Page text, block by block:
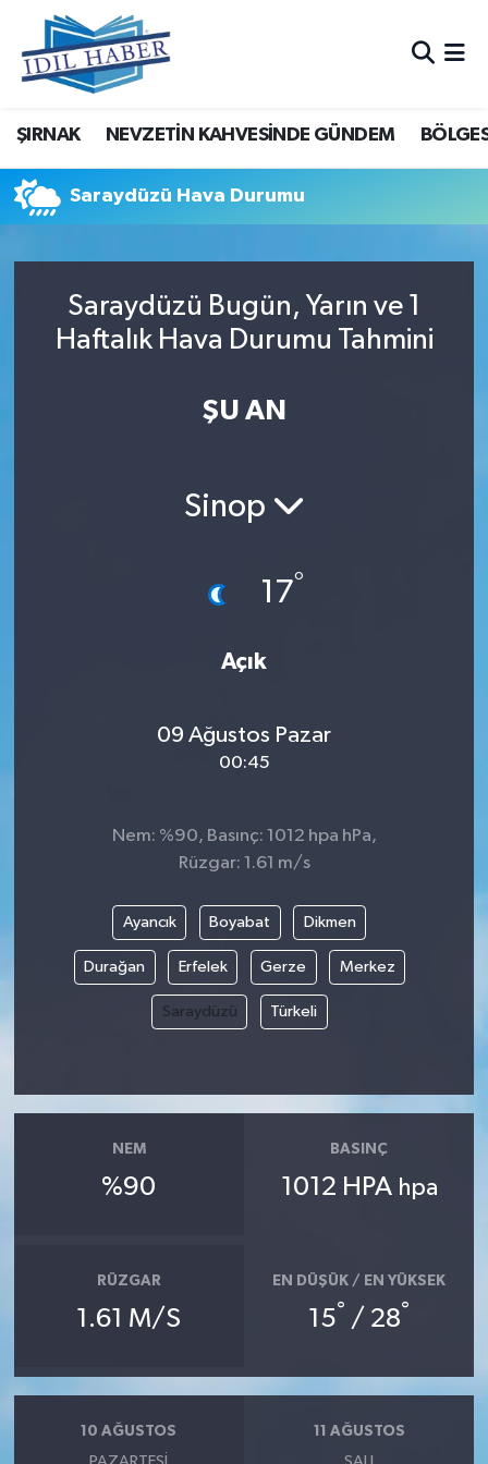
ŞIRNAK NEVZETİN KAHVESİNDE GÜNDEM
Saraydüzü Hava Durumu
Saraydüzü Bugün, Yarın ve 1
Haftalık Hava Durumu Tahmini
ŞU AN
Sinop
17°
Açık
09 Ağustos Pazar
00:45
Nem: %90, Basınç: 1012 hpa hPa,
Rüzgar: 1.61 m/s
Ayancık Boyabat Dikmen
Durağan Erfelek Gerze Merkez
Saraydüzü Türkeli
NEM
%90
BASINÇ
1012 HPA hpa
RÜZGAR
1.61 M/S
EN DÜŞÜK / EN YÜKSEK
15° / 28°
10 AĞUSTOS 11 AĞUSTOS
Nöbetçi Eczaneler
Hava Durumu
Trafik Durumu
Tüm Manşetler